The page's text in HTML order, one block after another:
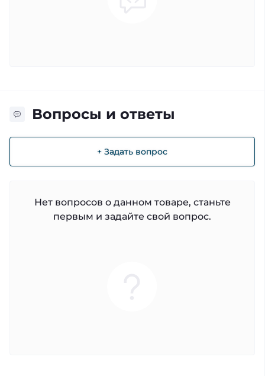
Вопросы и ответы
+ Задать вопрос
Нет вопросов о данном товаре, станьте
первым и задайте свой вопрос.